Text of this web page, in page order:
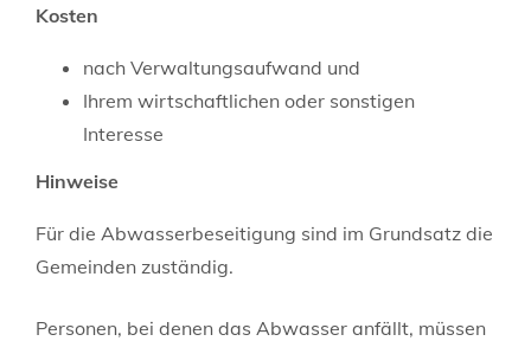
Kosten
nach Verwaltungsaufwand und
Ihrem wirtschaftlichen oder sonstigen
Interesse
Hinweise
Für die Abwasserbeseitigung sind im Grundsatz die
Gemeinden zuständig.
Personen, bei denen das Abwasser anfällt, müssen